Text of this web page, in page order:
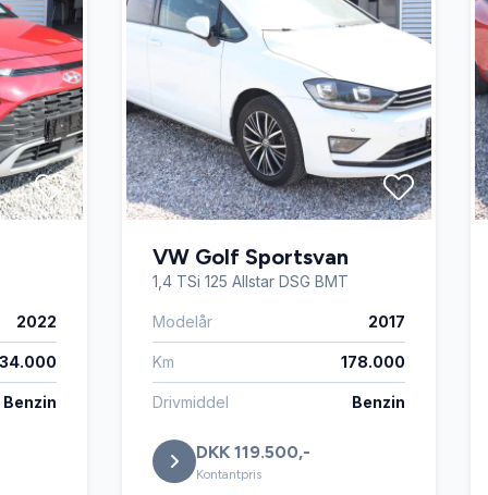
2022
34.000
Benzin
VW Golf Sportsvan
1,4 TSi 125 Allstar DSG BMT
Modelår 2017
Km 178.000
Drivmiddel Benzin
DKK 119.500,-
Kontantpris